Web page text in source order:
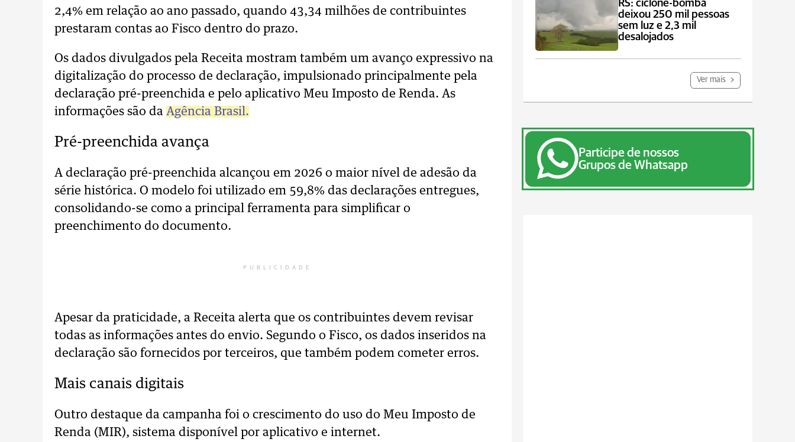
2,4% em relação ao ano passado, quando 43,34 milhões de contribuintes
prestaram contas ao Fisco dentro do prazo.
Os dados divulgados pela Receita mostram também um avanço expressivo na
digitalização do processo de declaração, impulsionado principalmente pela
declaração pré-preenchida e pelo aplicativo Meu Imposto de Renda. As
informações são da Agência Brasil.
Pré-preenchida avança
A declaração pré-preenchida alcançou em 2026 o maior nível de adesão da
série histórica. O modelo foi utilizado em 59,8% das declarações entregues,
consolidando-se como a principal ferramenta para simplificar o
preenchimento do documento.
PUBLICIDADE
Apesar da praticidade, a Receita alerta que os contribuintes devem revisar
todas as informações antes do envio. Segundo o Fisco, os dados inseridos na
declaração são fornecidos por terceiros, que também podem cometer erros.
Mais canais digitais
Outro destaque da campanha foi o crescimento do uso do Meu Imposto de
Renda (MIR), sistema disponível por aplicativo e internet.
RS: ciclone-bomba
deixou 250 mil pessoas
sem luz e 2,3 mil
desalojados
Ver mais
Participe de nossos
Grupos de Whatsapp